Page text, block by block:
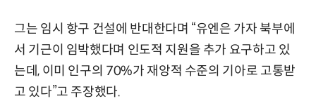
그는 임시 항구 건설에 반대한다며 “유엔은 가자 북부에
서 기근이 임박했다며 인도적 지원을 추가 요구하고 있
는데, 이미 인구의 70%가 재앙적 수준의 기아로 고통받
고 있다”고 주장했다.